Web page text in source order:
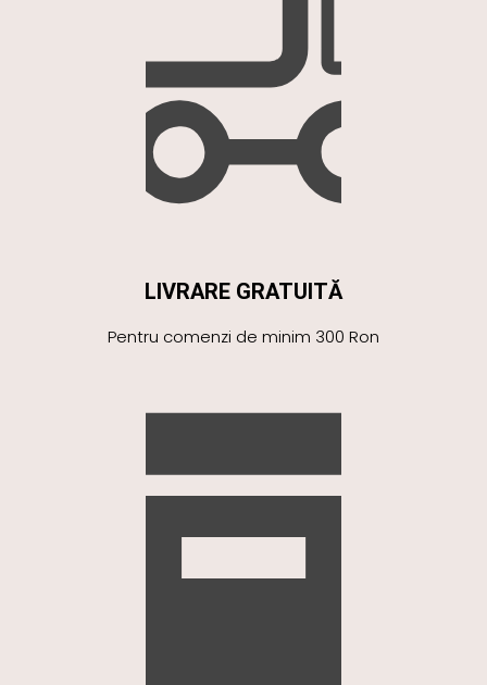
LIVRARE GRATUITĂ
Pentru comenzi de minim 300 Ron